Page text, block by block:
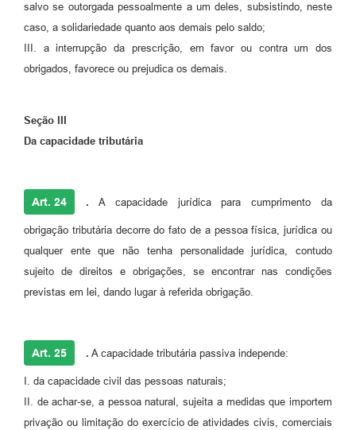
salvo se outorgada pessoalmente a um deles, subsistindo, neste
caso, a solidariedade quanto aos demais pelo saldo;
III. a interrupção da prescrição, em favor ou contra um dos
obrigados, favorece ou prejudica os demais.
Seção III
Da capacidade tributária
Art. 24 . A capacidade jurídica para cumprimento da
obrigação tributária decorre do fato de a pessoa física, jurídica ou
qualquer ente que não tenha personalidade jurídica, contudo
sujeito de direitos e obrigações, se encontrar nas condições
previstas em lei, dando lugar à referida obrigação.
Art. 25 . A capacidade tributária passiva independe:
I. da capacidade civil das pessoas naturais;
II. de achar-se, a pessoa natural, sujeita a medidas que importem
privação ou limitação do exercício de atividades civis, comerciais